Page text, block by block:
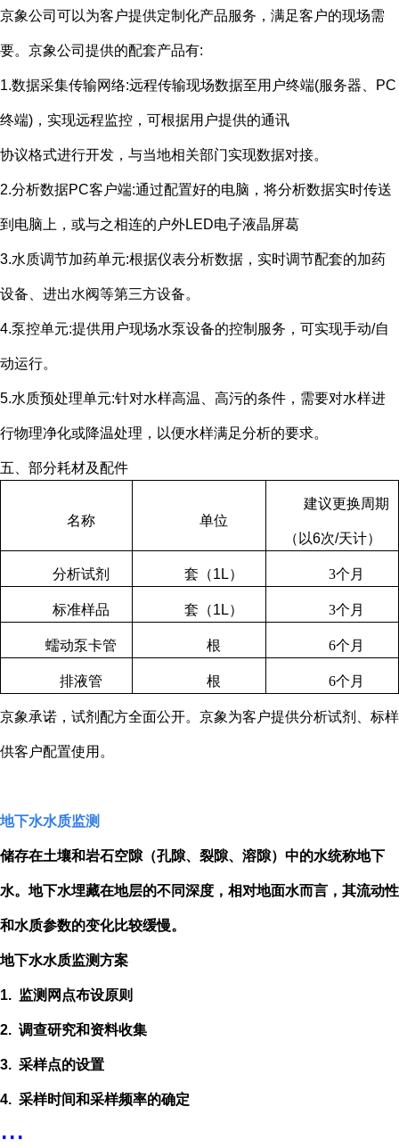
京象公司可以为客户提供定制化产品服务，满足客户的现场需
要。京象公司提供的配套产品有:
1.数据采集传输网络:远程传输现场数据至用户终端(服务器、 PC
终端) ，实现远程监控，可根据用户提供的通讯
协议格式进行开发，与当地相关部门实现数据对接。
2.分析数据PC客户端:通过配置好的电脑，将分析数据实时传送
到电脑上，或与之相连的户外LED电子液晶屏葛
3.水质调节加药单元:根据仪表分析数据，实时调节配套的加药
设备、进出水阀等第三方设备。
4.泵控单元:提供用户现场水泵设备的控制服务，可实现手动/自
动运行。
5.水质预处理单元:针对水样高温、高污的条件，需要对水样进
行物理净化或降温处理，以便水样满足分析的要求。
五、部分耗材及配件
名称 单位
建议更换周期
（以6次/天计）
分析试剂 套（1L） 3个月
标准样品 套（1L） 3个月
蠕动泵卡管 根 6个月
排液管 根 6个月
京象承诺，试剂配方全面公开。京象为客户提供分析试剂、标样
供客户配置使用。
地下水水质监测
储存在土壤和岩石空隙（孔隙、裂隙、溶隙）中的水统称地下
水。地下水埋藏在地层的不同深度，相对地面水而言，其流动性
和水质参数的变化比较缓慢。
地下水水质监测方案
1. 监测网点布设原则
2. 调查研究和资料收集
3. 采样点的设置
4. 采样时间和采样频率的确定
...